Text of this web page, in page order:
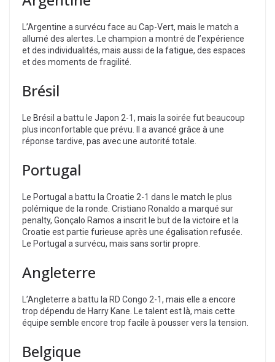
L’Argentine a survécu face au Cap-Vert, mais le match a
allumé des alertes. Le champion a montré de l’expérience
et des individualités, mais aussi de la fatigue, des espaces
et des moments de fragilité.
Brésil
Le Brésil a battu le Japon 2-1, mais la soirée fut beaucoup
plus inconfortable que prévu. Il a avancé grâce à une
réponse tardive, pas avec une autorité totale.
Portugal
Le Portugal a battu la Croatie 2-1 dans le match le plus
polémique de la ronde. Cristiano Ronaldo a marqué sur
penalty, Gonçalo Ramos a inscrit le but de la victoire et la
Croatie est partie furieuse après une égalisation refusée.
Le Portugal a survécu, mais sans sortir propre.
Angleterre
L’Angleterre a battu la RD Congo 2-1, mais elle a encore
trop dépendu de Harry Kane. Le talent est là, mais cette
équipe semble encore trop facile à pousser vers la tension.
Belgique